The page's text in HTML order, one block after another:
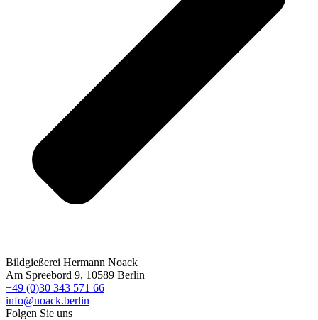
Bildgießerei Hermann Noack
Am Spreebord 9, 10589 Berlin
+49 (0)30 343 571 66
info@noack.berlin
Folgen Sie uns